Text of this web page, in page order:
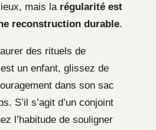
mais la régularité est
reconstruction durable.
des rituels de
un enfant, glissez de
dans son sac
S’il s’agit d’un conjoint
l’habitude de souligner